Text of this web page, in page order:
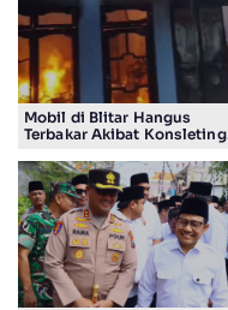
Mobil di Blitar Hangus
Terbakar Akibat Konsleting
Juta Lebih